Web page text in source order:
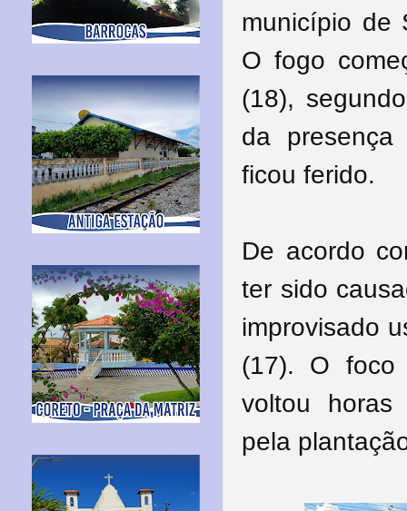
município de
O fogo
(18),
da
ficou ferido.
De acordo
ter sido
improvisado
(17). O foco
voltou horas
pela